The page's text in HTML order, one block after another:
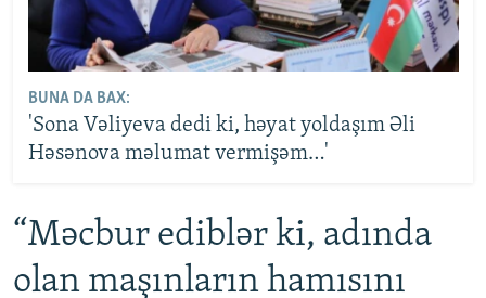
BUNA DA BAX:
'Sona Vəliyeva dedi ki, həyat yoldaşım Əli
Həsənova məlumat vermişəm…'
“Məcbur ediblər ki, adında
olan maşınların hamısını